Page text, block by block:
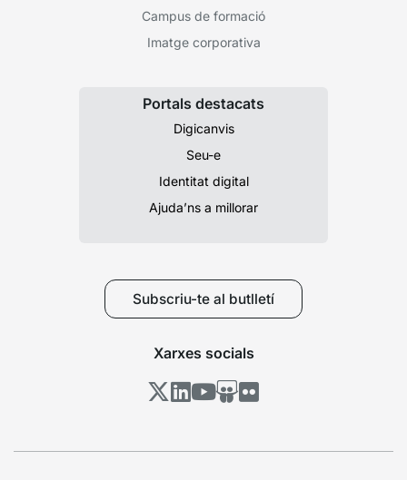
Campus de formació
Imatge corporativa
Portals destacats
Digicanvis
Seu-e
Identitat digital
Ajuda’ns a millorar
Subscriu-te al butlletí
Xarxes socials